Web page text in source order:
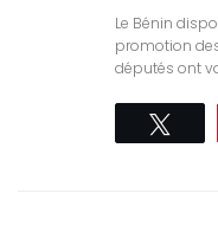
Le Bénin
promotion
députés ont